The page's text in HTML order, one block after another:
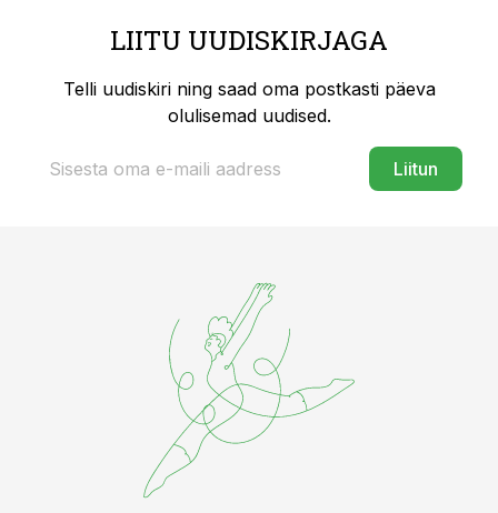
LIITU UUDISKIRJAGA
Telli uudiskiri ning saad oma postkasti päeva
olulisemad uudised.
Liitun